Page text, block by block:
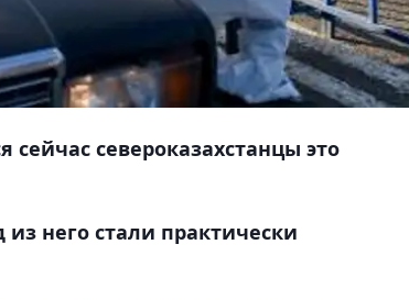
североказахстанцы это
него стали практически